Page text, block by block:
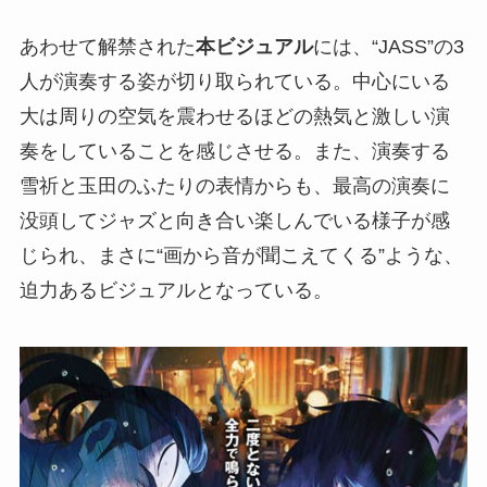
あわせて解禁された本ビジュアルには、“JASS”の3
人が演奏する姿が切り取られている。中心にいる
大は周りの空気を震わせるほどの熱気と激しい演
奏をしていることを感じさせる。また、演奏する
雪祈と玉田のふたりの表情からも、最高の演奏に
没頭してジャズと向き合い楽しんでいる様子が感
じられ、まさに“画から音が聞こえてくる”ような、
迫力あるビジュアルとなっている。